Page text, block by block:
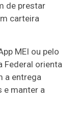
de prestar
carteira
MEI ou pelo
Federal orienta
a entrega
e manter a